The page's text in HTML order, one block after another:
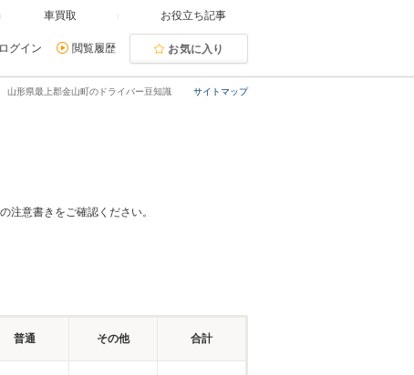
車買取 お役立ち記事
ログイン 閲覧履歴 お気に入り
サイトマップ
山形県最上郡金山町のドライバー豆知識
注意書きをご確認ください。
普通 その他 合計